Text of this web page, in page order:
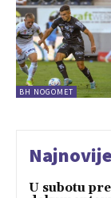
BH NOGOMET
U subotu